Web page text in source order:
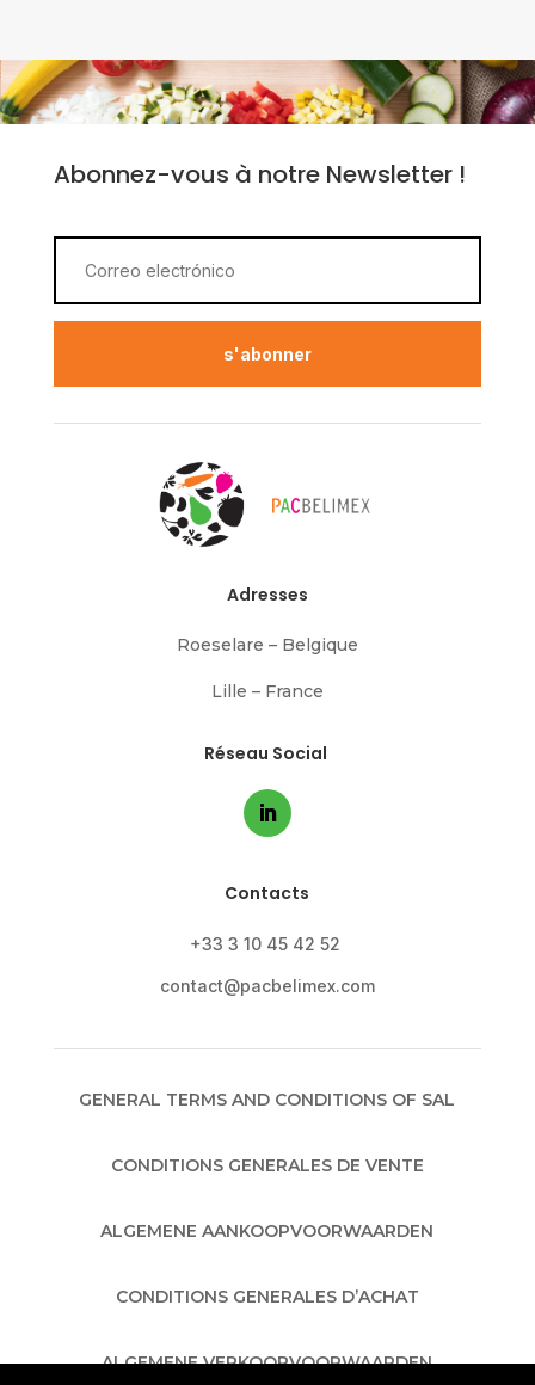
Abonnez-vous à notre Newsletter !
s'abonner
Adresses
Roeselare – Belgique
Lille – France
Réseau Social
Contacts
+33 3 10 45 42 52
contact@pacbelimex.com
GENERAL TERMS AND CONDITIONS OF SAL
CONDITIONS GENERALES DE VENTE
ALGEMENE AANKOOPVOORWAARDEN
CONDITIONS GENERALES D’ACHAT
ALGEMENE VERKOOPVOORWAARDEN